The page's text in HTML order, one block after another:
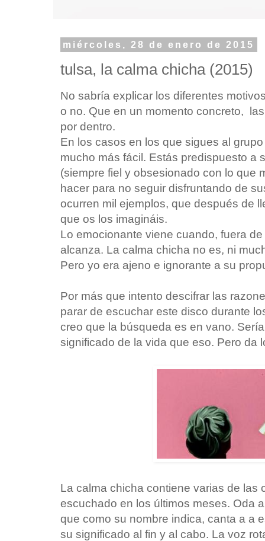
miércoles, 28 de enero de 2015
tulsa, la calma chicha (2015)
No sabría explicar los diferentes
o no. Que en un momento concreto,
por dentro.
En los casos en los que sigues al
mucho más fácil. Estás predispuesto a
(siempre fiel y obsesionado con lo que
hacer para no seguir disfruntando de
ocurren mil ejemplos, que después de
que os los imagináis.
Lo emocionante viene cuando, fuera
alcanza. La calma chicha no es, ni
Pero yo era ajeno e ignorante a su
Por más que intento descifrar las
parar de escuchar este disco durante
creo que la búsqueda es en vano.
significado de la vida que eso. Pero da
La calma chicha contiene varias de las
escuchado en los últimos meses. Oda
que como su nombre indica, canta a a
su significado al fin y al cabo. La voz